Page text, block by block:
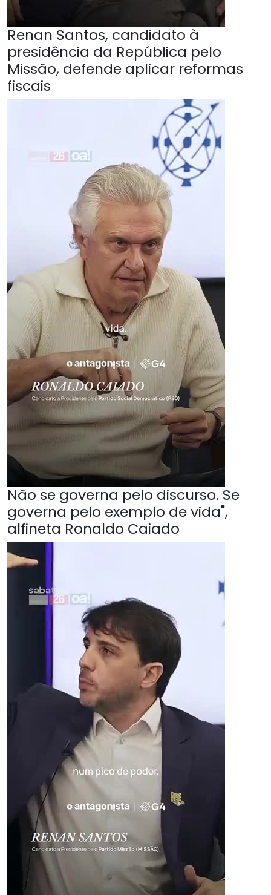
Renan Santos, candidato à
presidência da República pelo
Missão, defende aplicar reformas
fiscais
Não se governa pelo discurso. Se
governa pelo exemplo de vida",
alfineta Ronaldo Caiado